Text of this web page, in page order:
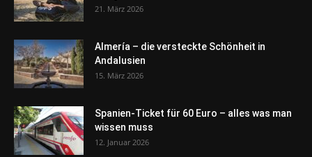
21. März 2026
Almería – die versteckte Schönheit in
Andalusien
15. März 2026
Spanien-Ticket für 60 Euro – alles was man
wissen muss
12. Januar 2026